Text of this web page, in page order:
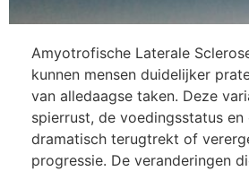
Amyotrofische Laterale
kunnen mensen duidelijker
van alledaagse taken. Deze
spierrust, de voedingsstatus
dramatisch terugtrekt of
progressie. De veranderingen